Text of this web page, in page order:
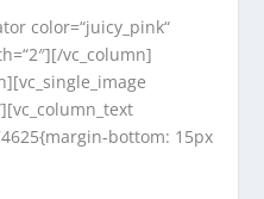
color=“juicy_pink“
vc_column]
bottom: 15px